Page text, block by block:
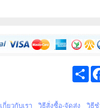
เกี่ยวกับเรา วิธีสั่งซื้อ-จัดส่ง วิธีช